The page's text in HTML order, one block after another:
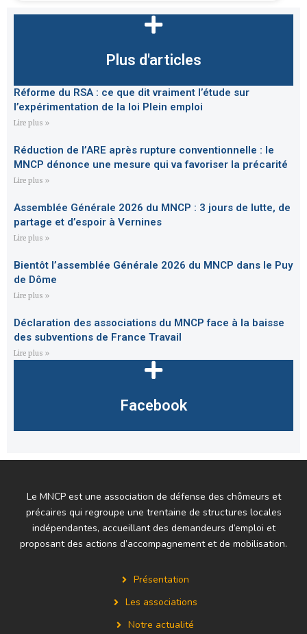
Plus d'articles
Réforme du RSA : ce que dit vraiment l’étude sur
l’expérimentation de la loi Plein emploi
Lire plus »
Réduction de l’ARE après rupture conventionnelle : le
MNCP dénonce une mesure qui va favoriser la précarité
Lire plus »
Assemblée Générale 2026 du MNCP : 3 jours de lutte, de
partage et d’espoir à Vernines
Lire plus »
Bientôt l’assemblée Générale 2026 du MNCP dans le Puy
de Dôme
Lire plus »
Déclaration des associations du MNCP face à la baisse
des subventions de France Travail
Lire plus »
Facebook
Le MNCP est une association de défense des chômeurs et
précaires qui regroupe une trentaine de structures locales
indépendantes, accueillant des demandeurs d’emploi et
proposant des actions d’accompagnement et de mobilisation.
Présentation
Les associations
Notre actualité